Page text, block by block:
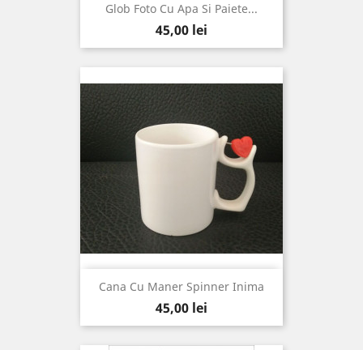
Glob Foto Cu Apa Si Paiete...
Pret
45,00 lei
Cana Cu Maner Spinner Inima
Pret
45,00 lei